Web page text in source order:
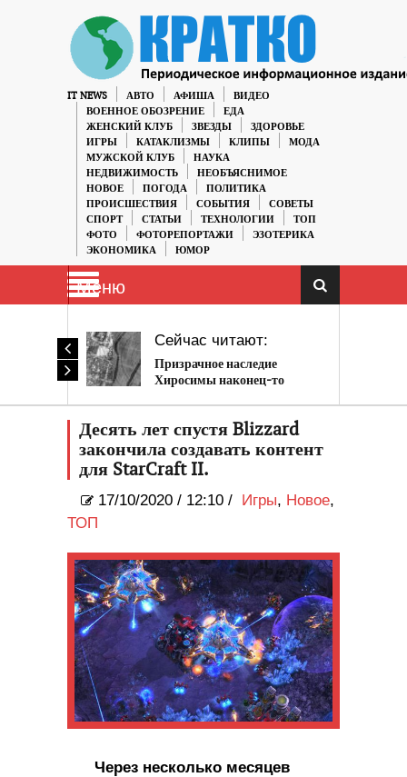
IT NEWS АВТО АФИША
ВИДЕО
ВОЕННОЕ ОБОЗРЕНИЕ
ЕДА
ЖЕНСКИЙ КЛУБ
ЗВЕЗДЫ
ЗДОРОВЬЕ
ИГРЫ
КАТАКЛИЗМЫ КЛИПЫ
МОДА
МУЖСКОЙ КЛУБ
НАУКА
НЕДВИЖИМОСТЬ
НЕОБЪЯСНИМОЕ
НОВОЕ
ПОГОДА
ПОЛИТИКА
ПРОИСШЕСТВИЯ
СОБЫТИЯ
СОВЕТЫ
СПОРТ
СТАТЬИ ТЕХНОЛОГИИ
ТОП
ФОТО
ФОТОРЕПОРТАЖИ
ЭЗОТЕРИКА
ЭКОНОМИКА
ЮМОР
Меню
Сейчас читают:
Призрачное наследие
Хиросимы наконец-то
Десять лет спустя Blizzard
закончила создавать контент
для StarCraft II.
17/10/2020 / 12:10 / Игры, Новое,
ТОП
Через несколько месяцев